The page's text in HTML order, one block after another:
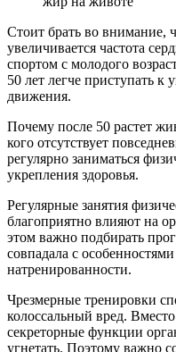
Стоит брать во внимание,
увеличивается частота
спортом с молодого
50 лет легче приступать к
движения.
Почему после 50 растет
кого отсутствует
регулярно заниматься
укрепления здоровья.
Регулярные занятия
благоприятно влияют на
этом важно подбирать
совпадала с
натренированности.
Чрезмерные тренировки
колоссальный вред.
секреторные функции
угнетать. Поэтому важно